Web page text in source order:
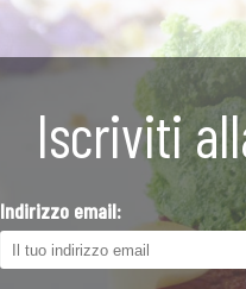
Iscriviti
Indirizzo email: